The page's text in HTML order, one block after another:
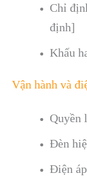
Chỉ
định]
Khấu
Vận hành và
Quyền
Đèn
Điện